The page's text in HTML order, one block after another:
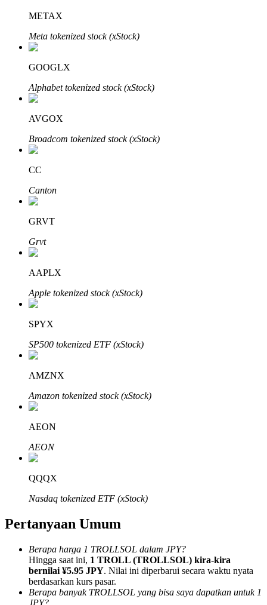
Investasi Otomatis
Pelajari Staking
Pelajari tentang mendapatkan penghasilan pasif
Bitrue
Mitra Bitrue
Afiliasi Bitrue
Hingga 65% Komisi!
Referensi
METAX
Meta tokenized stock (xStock)
GOOGLX
Alphabet tokenized stock (xStock)
AVGOX
Broadcom tokenized stock (xStock)
CC
Canton
GRVT
Grvt
AAPLX
Apple tokenized stock (xStock)
SPYX
SP500 tokenized ETF (xStock)
AMZNX
Amazon tokenized stock (xStock)
AEON
AEON
QQQX
Nasdaq tokenized ETF (xStock)
Pertanyaan Umum
Berapa harga 1 TROLLSOL dalam JPY?
Hingga saat ini, 1 TROLL (TROLLSOL) kira-kira
bernilai ¥5.95 JPY. Nilai ini diperbarui secara waktu nyata
berdasarkan kurs pasar.
Berapa banyak TROLLSOL yang bisa saya dapatkan untuk 1
JPY?